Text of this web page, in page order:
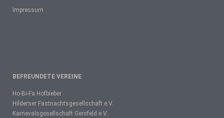
Impressum
BEFREUNDETE VEREINE
Ho-Bi-Fa Hofbieber
Hilderser Fastnachtsgesellschaft e.V.
Karnevalsgesellschaft Gersfeld e.V.